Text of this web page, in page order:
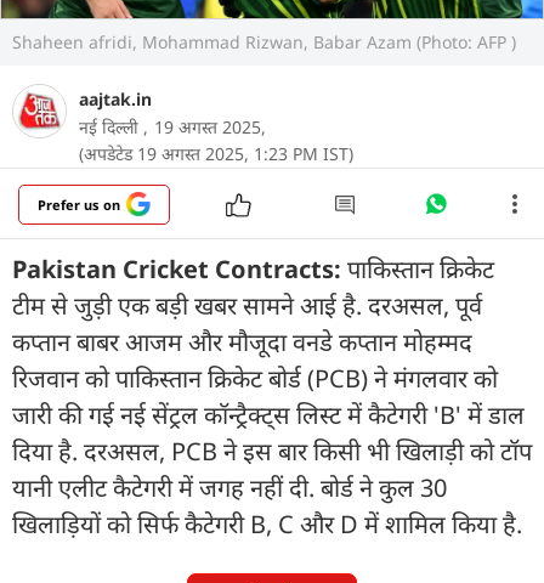
Shaheen afridi, Mohammad Rizwan, Babar Azam (Photo: AFP )
aajtak.in
नई दिल्ली , 19 अगस्त 2025,
(अपडेटेड 19 अगस्त 2025, 1:23 PM IST)
Prefer us on
Pakistan Cricket Contracts: पाकिस्तान क्रिकेट
टीम से जुड़ी एक बड़ी खबर सामने आई है. दरअसल, पूर्व
कप्तान बाबर आजम और मौजूदा वनडे कप्तान मोहम्मद
रिजवान को पाकिस्तान क्रिकेट बोर्ड (PCB) ने मंगलवार को
जारी की गई नई सेंट्रल कॉन्ट्रैक्ट्स लिस्ट में कैटेगरी 'B' में डाल
दिया है. दरअसल, PCB ने इस बार किसी भी खिलाड़ी को टॉप
यानी एलीट कैटेगरी में जगह नहीं दी. बोर्ड ने कुल 30
खिलाड़ियों को सिर्फ कैटेगरी B, C और D में शामिल किया है.